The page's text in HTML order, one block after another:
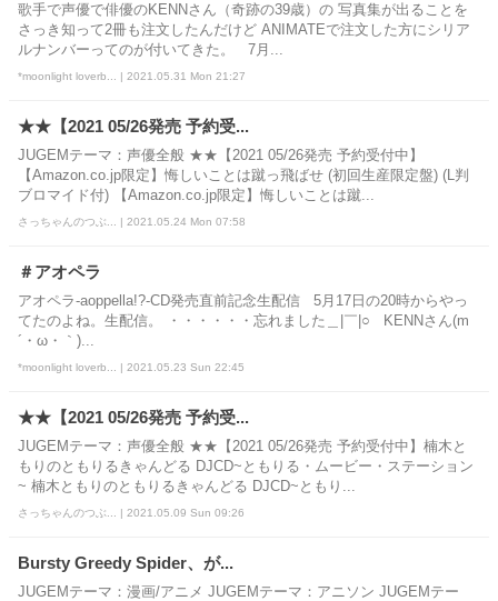
歌手で声優で俳優のKENNさん（奇跡の39歳）の 写真集が出ることを
さっき知って2冊も注文したんだけど ANIMATEで注文した方にシリア
ルナンバーってのが付いてきた。 7月...
*moonlight loverb... | 2021.05.31 Mon 21:27
★★【2021 05/26発売 予約受...
JUGEMテーマ：声優全般 ★★【2021 05/26発売 予約受付中】
【Amazon.co.jp限定】悔しいことは蹴っ飛ばせ (初回生産限定盤) (L判
ブロマイド付) 【Amazon.co.jp限定】悔しいことは蹴...
さっちゃんのつぶ... | 2021.05.24 Mon 07:58
＃アオペラ
アオペラ-aoppella!?-CD発売直前記念生配信 5月17日の20時からやっ
てたのよね。生配信。 ・・・・・・忘れました＿|￣|○ KENNさん(m
´・ω・｀)...
*moonlight loverb... | 2021.05.23 Sun 22:45
★★【2021 05/26発売 予約受...
JUGEMテーマ：声優全般 ★★【2021 05/26発売 予約受付中】楠木と
もりのともりるきゃんどる DJCD~ともりる・ムービー・ステーション
~ 楠木ともりのともりるきゃんどる DJCD~ともり...
さっちゃんのつぶ... | 2021.05.09 Sun 09:26
Bursty Greedy Spider、が...
JUGEMテーマ：漫画/アニメ JUGEMテーマ：アニソン JUGEMテー